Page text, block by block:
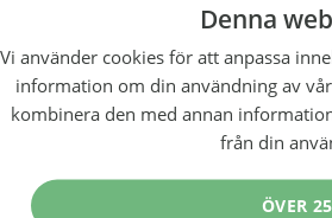
Denna
Vi använder cookies för att anpassa
information om din användning av
kombinera den med annan
från din
ÖVER